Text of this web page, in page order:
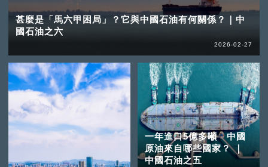
甚麼是「馬六甲困局」？它與中國石油有何關係？｜中
國石油之六
2026-02-27
一年進口5億多噸 中國
原油來自哪些國家？ ｜
中國石油之五